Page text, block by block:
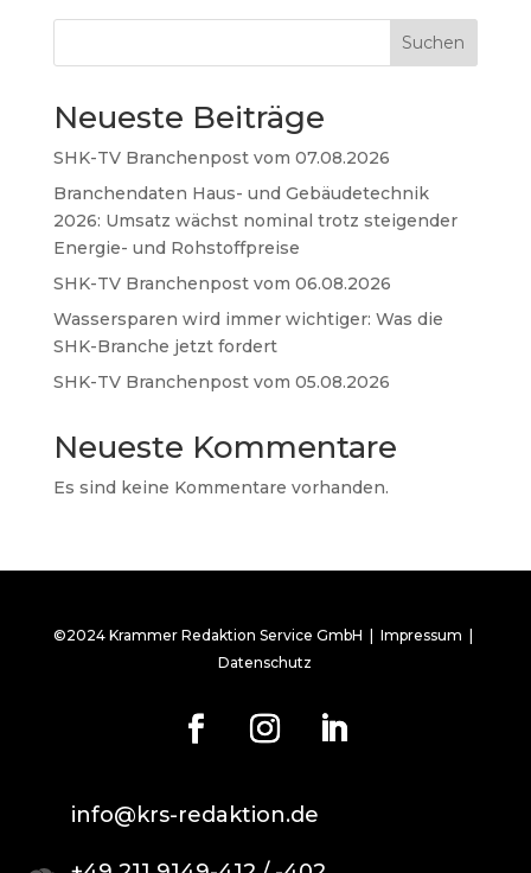
Suchen
Neueste Beiträge
SHK-TV Branchenpost vom 07.08.2026
Branchendaten Haus- und Gebäudetechnik
2026: Umsatz wächst nominal trotz steigender
Energie- und Rohstoffpreise
SHK-TV Branchenpost vom 06.08.2026
Wassersparen wird immer wichtiger: Was die
SHK-Branche jetzt fordert
SHK-TV Branchenpost vom 05.08.2026
Neueste Kommentare
Es sind keine Kommentare vorhanden.
©2024 Krammer Redaktion Service GmbH |Impressum
Datenschutz
info@krs-redaktion.de